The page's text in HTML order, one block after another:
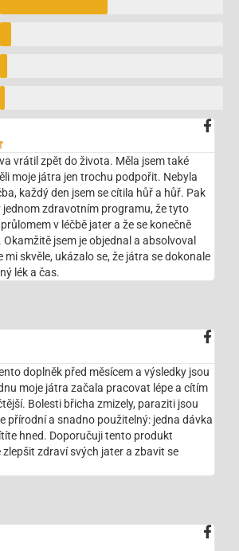
vrátil zpět do života. Měla jsem také
moje játra jen trochu podpořit. Nebyla
každý den jsem se cítila hůř a hůř. Pak
jednom zdravotním programu, že tyto
v léčbě jater a že se konečně
jsem je objednal a absolvoval
mi skvěle, ukázalo se, že játra se dokonale
lék a čas.
doplněk před měsícem a výsledky jsou
moje játra začala pracovat lépe a cítím
Bolesti břicha zmizely, paraziti jsou
přírodní a snadno použitelný: jedna dávka
hned. Doporučuji tento produkt
zlepšit zdraví svých jater a zbavit se